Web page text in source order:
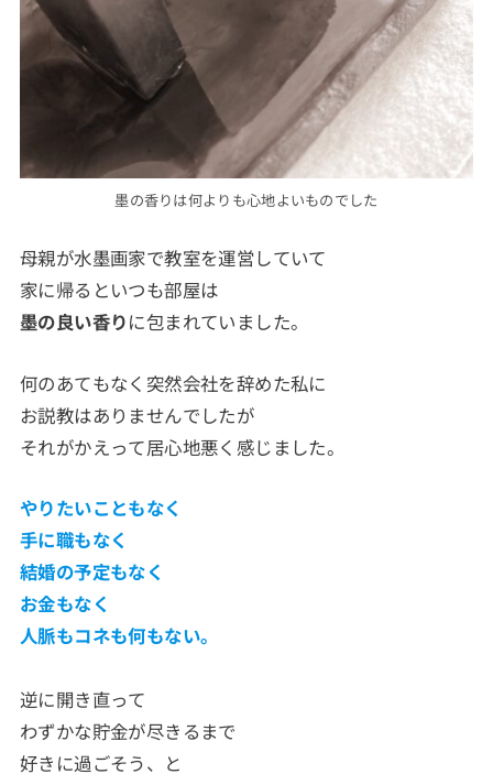
墨の香りは何よりも心地よいものでした
母親が水墨画家で教室を運営していて
家に帰るといつも部屋は
墨の良い香りに包まれていました。
何のあてもなく突然会社を辞めた私に
お説教はありませんでしたが
それがかえって居心地悪く感じました。
やりたいこともなく
手に職もなく
結婚の予定もなく
お金もなく
人脈もコネも何もない。
逆に開き直って
わずかな貯金が尽きるまで
好きに過ごそう、と